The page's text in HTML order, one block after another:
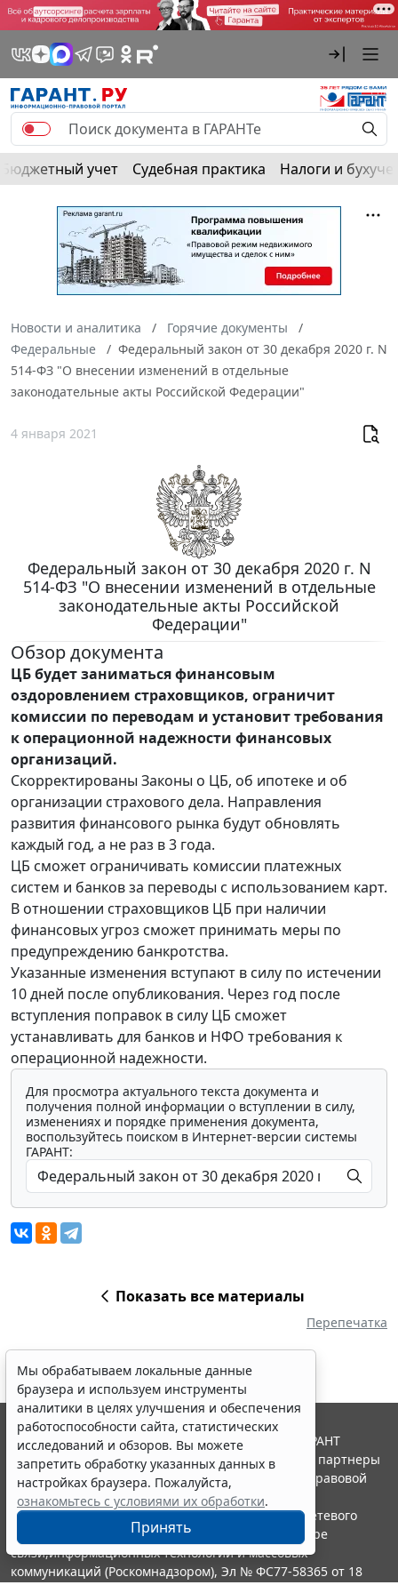
Бюджетный учет Судебная практика Налоги и
Новости и аналитика
Горячие документы
Федеральные
Федеральный закон от 30 декабря 2020 г. N
514-ФЗ "О внесении изменений в отдельные
законодательные акты Российской Федерации"
4 января 2021
Федеральный закон от 30 декабря 2020 г. N
514-ФЗ "О внесении изменений в отдельные
законодательные акты Российской
Федерации"
Обзор документа
ЦБ будет заниматься финансовым
оздоровлением страховщиков, ограничит
комиссии по переводам и установит требования
к операционной надежности финансовых
организаций.
Скорректированы Законы о ЦБ, об ипотеке и об
организации страхового дела. Направления
развития финансового рынка будут обновлять
каждый год, а не раз в 3 года.
ЦБ сможет ограничивать комиссии платежных
систем и банков за переводы с использованием карт.
В отношении страховщиков ЦБ при наличии
финансовых угроз сможет принимать меры по
предупреждению банкротства.
Указанные изменения вступают в силу по истечении
10 дней после опубликования. Через год после
вступления поправок в силу ЦБ сможет
устанавливать для банков и НФО требования к
операционной надежности.
Для просмотра актуального текста документа и
получения полной информации о вступлении в силу,
изменениях и порядке применения документа,
воспользуйтесь поиском в Интернет-версии системы
ГАРАНТ:
Показать все материалы
Перепечатка
Мы обрабатываем локальные данные
браузера и используем инструменты
аналитики в целях улучшения и обеспечения
работоспособности сайта, статистических
исследований и обзоров. Вы можете
запретить обработку указанных данных в
настройках браузера. Пожалуйста,
ознакомьтесь с условиями их обработки.
Принять
© ООО "НПП "ГАРАНТ-СЕРВИС", 2026. Система ГАРАНТ
выпускается с 1990 года. Компания "Гарант" и ее партнеры
являются участниками Российской ассоциации правовой
информации ГАРАНТ.
Портал ГАРАНТ.РУ зарегистрирован в качестве сетевого
издания Федеральной службой по надзору в сфере
связи,информационных технологий и массовых
коммуникаций (Роскомнадзором), Эл № ФС77-58365 от 18